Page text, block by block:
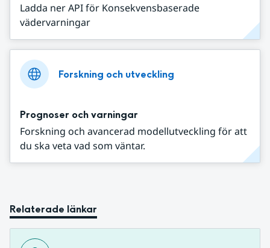
Ladda ner API för Konsekvensbaserade
vädervarningar
Forskning och utveckling
Prognoser och varningar
Forskning och avancerad modellutveckling för att
du ska veta vad som väntar.
Relaterade länkar